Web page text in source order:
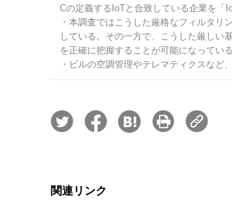
Cの定義するIoTと合致している企業を「
・本調査ではこうした厳格なフィルタ
している。その一方で、こうした厳しい
を正確に把握することが可能になってい
・ビルの空調管理やテレマティクスな
関連リンク